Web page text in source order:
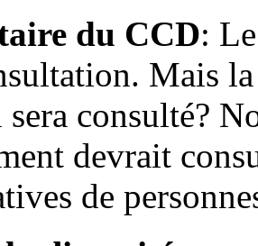
du CCD:
Mais
consulté?
devrait
de